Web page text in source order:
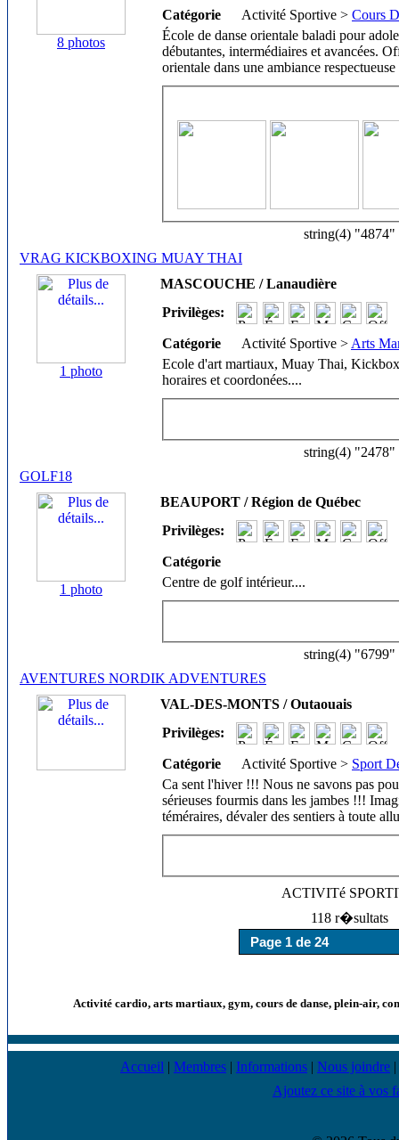
8 photos
Catégorie Activité Sportive > Cours
École de danse orientale baladi pour
débutantes, intermédiaires et avancées.
orientale dans une ambiance
string(4) "4874"
VRAG KICKBOXING MUAY THAI
1 photo
MASCOUCHE / Lanaudière
Privilèges:
Catégorie Activité Sportive > Arts
Ecole d'art martiaux, Muay Thai,
horaires et coordonées....
string(4) "2478"
GOLF18
1 photo
BEAUPORT / Région de Québec
Privilèges:
Catégorie
Centre de golf intérieur....
string(4) "6799"
AVENTURES NORDIK ADVENTURES
VAL-DES-MONTS / Outaouais
Privilèges:
Catégorie Activité Sportive > Sport
Ca sent l'hiver !!! Nous ne savons pas
sérieuses fourmis dans les jambes !!!
téméraires, dévaler des sentiers à toute
ACTIVITé
118 r�sultats
Activité cardio, arts martiaux, gym, cours de danse, plein-air,
Accueil | Membres | Informations | Nous joindre |
Ajoutez ce site à vos